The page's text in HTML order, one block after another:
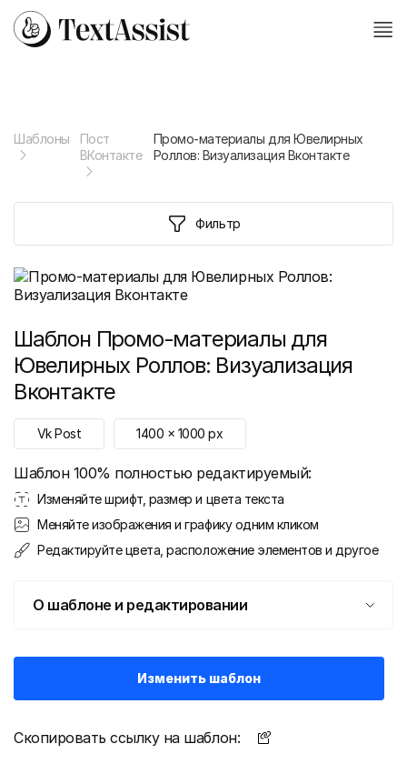
Шаблоны
Пост
ВКонтакте
Промо-материалы для Ювелирных
Роллов: Визуализация Вконтакте
Фильтр
Шаблон Промо-материалы для
Ювелирных Роллов: Визуализация
Вконтакте
Vk Post 1400 x 1000 px
Шаблон 100% полностью редактируемый:
Изменяйте шрифт, размер и цвета текста
Меняйте изображения и графику одним кликом
Редактируйте цвета, расположение элементов и другое
О шаблоне и редактировании
Изменить шаблон
Скопировать ссылку на шаблон: